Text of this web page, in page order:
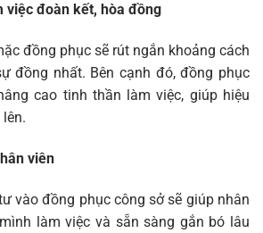
việc đoàn kết, hòa đồng
đồng phục sẽ rút ngắn khoảng cách
đồng nhất. Bên cạnh đó, đồng phục
cao tinh thần làm việc, giúp hiệu
viên
vào đồng phục công sở sẽ giúp nhân
làm việc và sẵn sàng gắn bó lâu